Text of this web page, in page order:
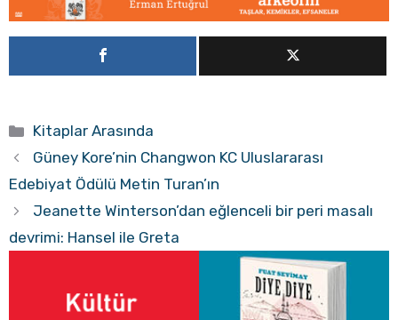
Kategoriler
Kitaplar Arasında
Güney Kore’nin Changwon KC Uluslararası
Edebiyat Ödülü Metin Turan’ın
Jeanette Winterson’dan eğlenceli bir peri masalı
devrimi: Hansel ile Greta